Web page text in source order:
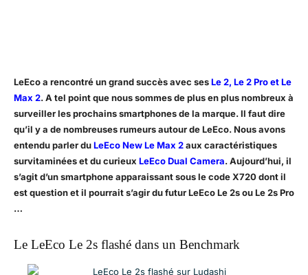
LeEco a rencontré un grand succès avec sesLe 2, Le 2 Pro et Le
Max 2. A tel point que nous sommes de plus en plus nombreux à
surveiller les prochains smartphones de la marque. Il faut dire
qu’il y a de nombreuses rumeurs autour de LeEco. Nous avons
entendu parler duLeEco New Le Max 2aux caractéristiques
survitaminées et du curieux LeEco Dual Camera. Aujourd’hui, il
s’agit d’un smartphone apparaissant sous le code X720 dont il
est question et il pourrait s’agir du futur LeEco Le 2s ou Le 2s Pro
…
Le LeEco Le 2s flashé dans un Benchmark